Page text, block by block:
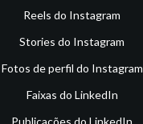
Reels do Instagram
Stories do Instagram
Fotos de perfil do Instagram
Faixas do LinkedIn
Publicações do LinkedIn